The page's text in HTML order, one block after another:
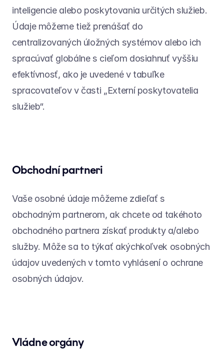
inteligencie alebo poskytovania určitých služieb.
Údaje môžeme tiež prenášať do
centralizovaných úložných systémov alebo ich
spracúvať globálne s cieľom dosiahnuť vyššiu
efektívnosť, ako je uvedené v tabuľke
spracovateľov v časti „Externí poskytovatelia
služieb“.
Obchodní partneri
Vaše osobné údaje môžeme zdieľať s
obchodným partnerom, ak chcete od takéhoto
obchodného partnera získať produkty a/alebo
služby. Môže sa to týkať akýchkoľvek osobných
údajov uvedených v tomto vyhlásení o ochrane
osobných údajov.
Vládne orgány